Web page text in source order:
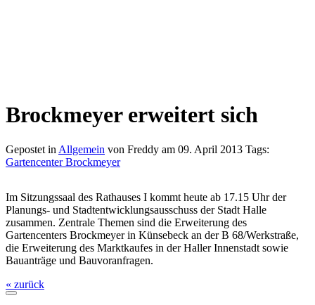
Brockmeyer erweitert sich
Gepostet in Allgemein von Freddy am 09. April 2013 Tags:
Gartencenter Brockmeyer
Im Sitzungssaal des Rathauses I kommt heute ab 17.15 Uhr der
Planungs- und Stadtentwicklungsausschuss der Stadt Halle
zusammen. Zentrale Themen sind die Erweiterung des
Gartencenters Brockmeyer in Künsebeck an der B 68/Werkstraße,
die Erweiterung des Marktkaufes in der Haller Innenstadt sowie
Bauanträge und Bauvoranfragen.
« zurück